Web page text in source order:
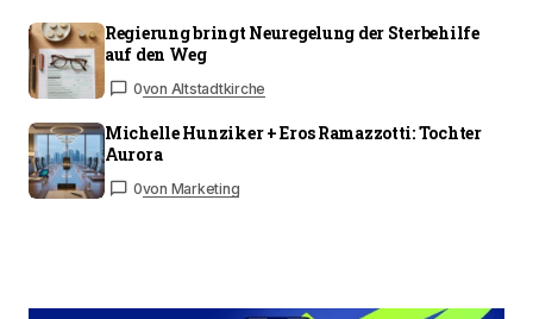
Regierung bringt Neuregelung der Sterbehilfe
auf den Weg
0von Altstadtkirche
Michelle Hunziker + Eros Ramazzotti: Tochter
Aurora
0von Marketing